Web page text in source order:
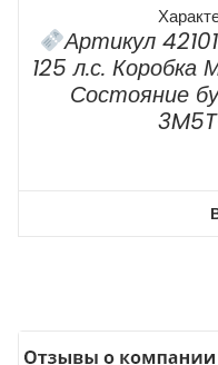
Артикул
125 л.с.
Состояние